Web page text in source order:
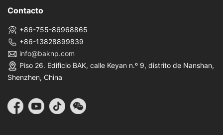
Contacto
+86-755-86968865
+86-13828899839
info@baknp.com
Piso 26. Edificio BAK, calle Keyan n.º 9, distrito de Nanshan,
Shenzhen, China